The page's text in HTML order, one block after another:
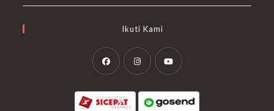
Ikuti Kami
in
in